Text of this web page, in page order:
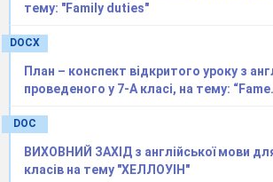
тему: "Family duties"
DOCX
План – конспект відкритого уроку з
проведеного у 7-А класі, на тему:
DOC
ВИХОВНИЙ ЗАХІД з англійської мови
класів на тему "ХЕЛЛОУІН"